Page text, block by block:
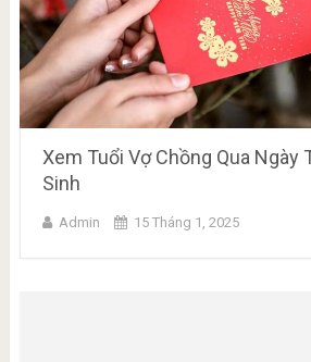
Xem Tuổi Vợ Chồng Qua Ngày
Sinh
Admin 15 Tháng 1, 2025